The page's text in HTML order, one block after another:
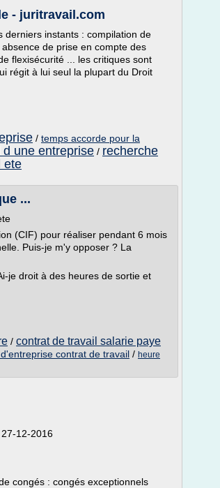
- juritravail.com
derniers instants : compilation de
de prise en compte des
flexisécurité ... les critiques sont
régit à lui seul la plupart du Droit
/ temps accorde pour la
une entreprise / recherche
ete
...
(CIF) pour réaliser pendant 6 mois
Puis-je m'y opposer ? La
je droit à des heures de sortie et
/ contrat de travail salarie paye
contrat de travail / heure
12-2016
congés : congés exceptionnels